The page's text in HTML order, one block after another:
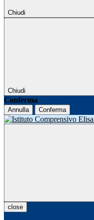
Chiudi
Chiudi
Conferma
Annulla Conferma
close